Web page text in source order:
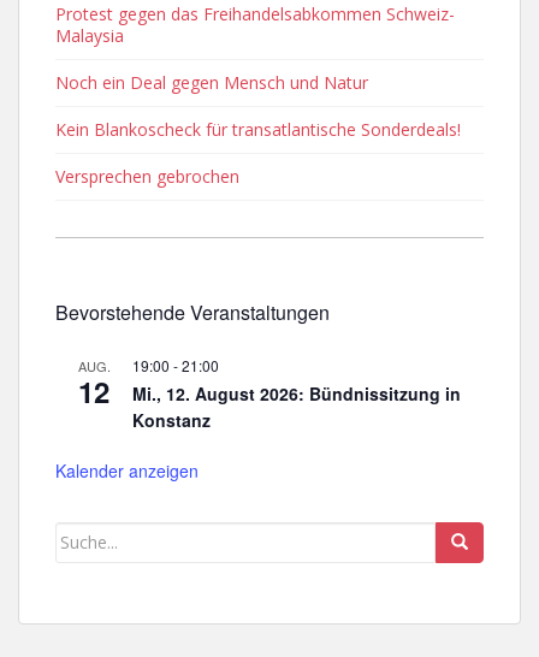
Protest gegen das Freihandelsabkommen Schweiz-
Malaysia
Noch ein Deal gegen Mensch und Natur
Kein Blankoscheck für transatlantische Sonderdeals!
Versprechen gebrochen
Bevorstehende Veranstaltungen
AUG.
12
19:00 -21:00
Mi., 12. August 2026: Bündnissitzung in
Konstanz
Kalender anzeigen